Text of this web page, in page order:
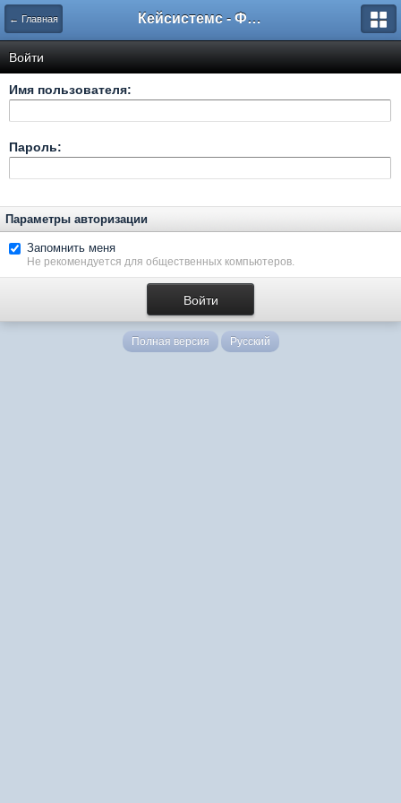
← Главная Кейсистемс - Форумы
Войти
Имя пользователя:
Пароль:
Параметры авторизации
Запомнить меня
Не рекомендуется для общественных компьютеров.
Полная версия Русский